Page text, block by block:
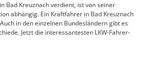
Bad Kreuznach verdient, ist von seiner
abhängig. Ein Kraftfahrer in Bad Kreuznach
in den einzelnen Bundesländern gibt es
Jetzt die interessantesten LKW-Fahrer-